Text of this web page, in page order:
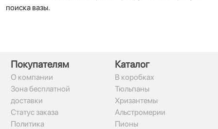
поиска вазы.
Покупателям
О компании
Зона бесплатной
доставки
Статус заказа
Политика
Каталог
В коробках
Тюльпаны
Хризантемы
Альстромерии
Пионы